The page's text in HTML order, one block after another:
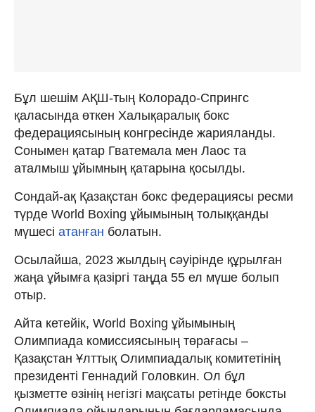
Бұл шешім АҚШ-тың Колорадо-Спрингс
қаласында өткен Халықаралық бокс
федерациясының конгресінде жарияланды.
Сонымен қатар Гватемала мен Лаос та
аталмыш ұйымның қатарына қосылды.
Сондай-ақ Қазақстан бокс федерациясы ресми
түрде World Boxing ұйымының толыққанды
мүшесі атанған болатын.
Осылайша, 2023 жылдың сәуірінде құрылған
жаңа ұйымға қазіргі таңда 55 ел мүше болып
отыр.
Айта кетейік, World Boxing ұйымының
Олимпиада комиссиясының төрағасы –
Қазақстан Ұлттық Олимпиадалық комитетінің
президенті Геннадий Головкин. Ол бұл
қызметте өзінің негізгі мақсаты ретінде боксты